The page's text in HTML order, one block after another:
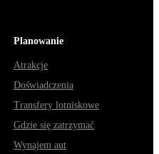
Planowanie
Atrakcje
Doświadczenia
Transfery lotniskowe
Gdzie się zatrzymać
Wynajem aut